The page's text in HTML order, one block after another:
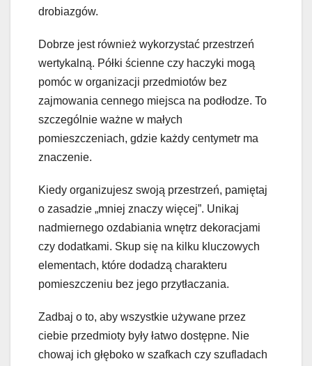
drobiazgów.
Dobrze jest również wykorzystać przestrzeń
wertykalną. Półki ścienne czy haczyki mogą
pomóc w organizacji przedmiotów bez
zajmowania cennego miejsca na podłodze. To
szczególnie ważne w małych
pomieszczeniach, gdzie każdy centymetr ma
znaczenie.
Kiedy organizujesz swoją przestrzeń, pamiętaj
o zasadzie „mniej znaczy więcej”. Unikaj
nadmiernego ozdabiania wnętrz dekoracjami
czy dodatkami. Skup się na kilku kluczowych
elementach, które dodadzą charakteru
pomieszczeniu bez jego przytłaczania.
Zadbaj o to, aby wszystkie używane przez
ciebie przedmioty były łatwo dostępne. Nie
chowaj ich głęboko w szafkach czy szufladach